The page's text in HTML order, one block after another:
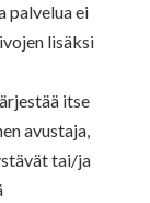
palvelua ei
lisäksi
itse
avustaja,
tai/ja